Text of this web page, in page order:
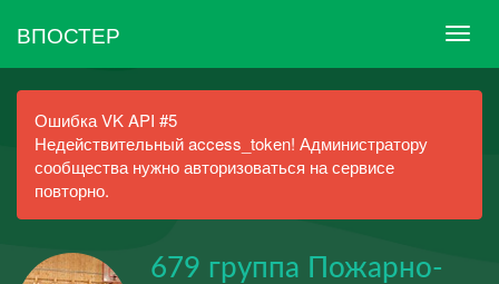
ВПОСТЕР
Ошибка VK API #5
Недействительный access_token! Администратору
сообщества нужно авторизоваться на сервисе
повторно.
679 группа Пожарно-